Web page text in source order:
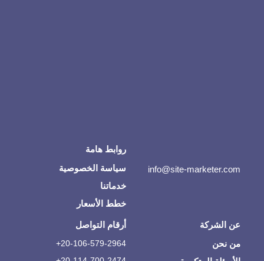
info@site-marketer.com
روابط هامة
سياسة الخصوصية
خدماتنا
خطط الأسعار
عن الشركة
من نحن
أرقام التواصل
20-106-579-2964+